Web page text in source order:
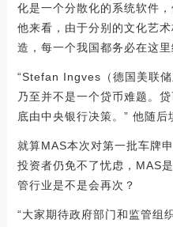
化是一个分散化的系统软件
他来看，由于分别的文化艺
造，每一个我国都务必在这
“Stefan Ingves（德国美联
乃至并不是一个贷币难题。
底由中央银行决策。” 他随后
就算MAS本次对第一批车牌
投资者仍免不了忧虑，MAS
管行业是不是会再次？
“大家期待政府部门和监管组